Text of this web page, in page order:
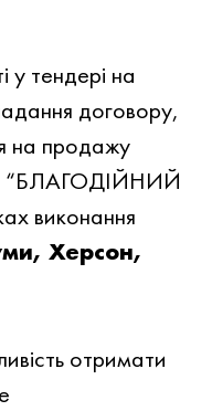
тендері на
договору,
на продажу
“БЛАГОДIЙНИЙ
виконання
Херсон,
отримати